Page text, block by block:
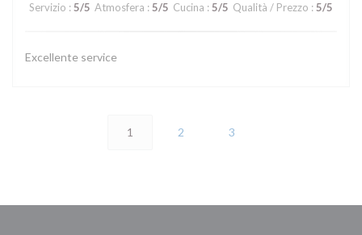
Servizio : 5/5 Atmosfera : 5/5 Cucina : 5/5 Qualità / Prezzo : 5/5
Excellente service
1 2 3